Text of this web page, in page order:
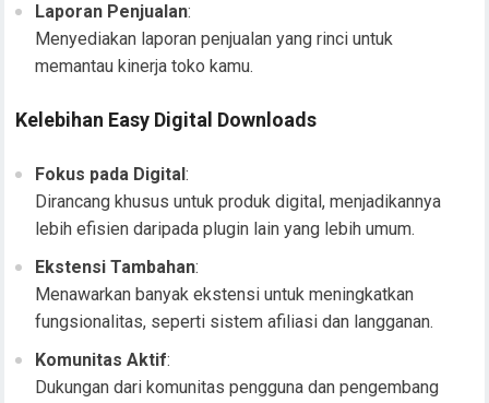
Laporan Penjualan:
Menyediakan laporan penjualan yang rinci untuk
memantau kinerja toko kamu.
Kelebihan Easy Digital Downloads
Fokus pada Digital:
Dirancang khusus untuk produk digital, menjadikannya
lebih efisien daripada plugin lain yang lebih umum.
Ekstensi Tambahan:
Menawarkan banyak ekstensi untuk meningkatkan
fungsionalitas, seperti sistem afiliasi dan langganan.
Komunitas Aktif:
Dukungan dari komunitas pengguna dan pengembang